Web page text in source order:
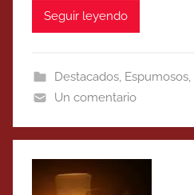
Seguir leyendo
Destacados, Espumosos,
Un comentario